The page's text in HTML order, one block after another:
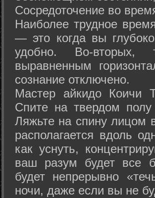
Сосредоточение во
Наиболее трудное
— это когда вы
удобно. Во-вторых,
выравненным
сознание отключено.
Мастер айкидо Коичи
Спите на твердом
Ляжьте на спину лицом
располагается вдоль
как уснуть,
ваш разум будет все
будет непрерывно
ночи, даже если вы не